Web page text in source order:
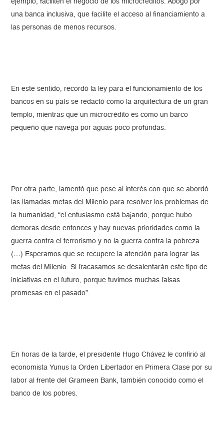
ejemplo, faciliten el negocio de los microcréditos. Abogó por
una banca inclusiva, que facilite el acceso al financiamiento a
las personas de menos recursos.
En este sentido, recordó la ley para el funcionamiento de los
bancos en su país se redactó como la arquitectura de un gran
templo, mientras que un microcrédito es como un barco
pequeño que navega por aguas poco profundas.
Por otra parte, lamentó que pese al interés con que se abordó
las llamadas metas del Milenio para resolver los problemas de
la humanidad, “el entusiasmo está bajando, porque hubo
demoras desde entonces y hay nuevas prioridades como la
guerra contra el terrorismo y no la guerra contra la pobreza
(…) Esperamos que se recupere la atención para lograr las
metas del Milenio. Si fracasamos se desalentarán este tipo de
iniciativas en el futuro, porque tuvimos muchas falsas
promesas en el pasado”.
En horas de la tarde, el presidente Hugo Chávez le confirió al
economista Yunus la Orden Libertador en Primera Clase por su
labor al frente del Grameen Bank, también conocido como el
banco de los pobres.